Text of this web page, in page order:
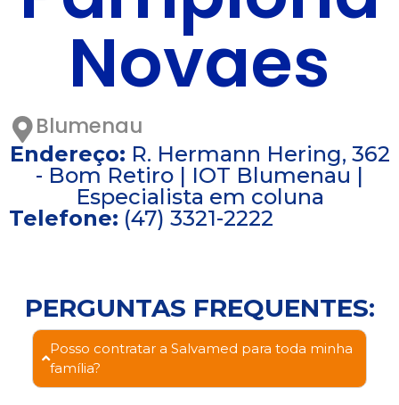
Novaes
Blumenau
Endereço: R. Hermann Hering, 362
- Bom Retiro | IOT Blumenau |
Especialista em coluna
Telefone: (47) 3321-2222
PERGUNTAS FREQUENTES:
Posso contratar a Salvamed para toda minha
família?